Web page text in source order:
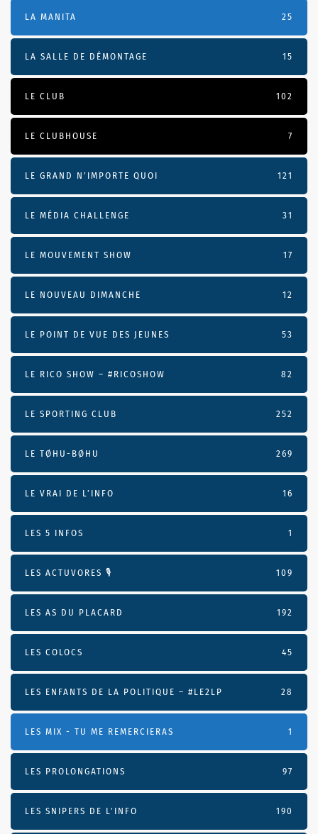
LA MANITA 25
LA SALLE DE DÉMONTAGE 15
LE CLUB 102
LE CLUBHOUSE 7
LE GRAND N’IMPORTE QUOI 121
LE MÉDIA CHALLENGE 31
LE MOUVEMENT SHOW 17
LE NOUVEAU DIMANCHE 12
LE POINT DE VUE DES JEUNES 53
LE RICO SHOW – #RICOSHOW 82
LE SPORTING CLUB 252
LE TØHU-BØHU 269
LE VRAI DE L’INFO 16
LES 5 INFOS 1
LES ACTUVORES 🎙 109
LES AS DU PLACARD 192
LES COLOCS 45
LES ENFANTS DE LA POLITIQUE – #LE2LP 28
LES MIX - TU ME REMERCIERAS 1
LES PROLONGATIONS 97
LES SNIPERS DE L’INFO 190